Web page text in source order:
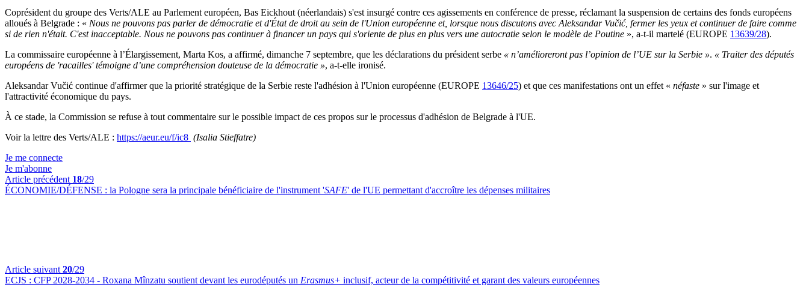
Coprésident du groupe des Verts/ALE au Parlement européen, Bas Eickhout (néerlandais) s'est insurgé contre ces agissements en conférence de presse, réclamant la suspension de certains des fonds européens
alloués à Belgrade : « Nous ne pouvons pas parler de démocratie et d'État de droit au sein de l'Union européenne et, lorsque nous discutons avec Aleksandar Vučić, fermer les yeux et continuer de faire comme
si de rien n'était. C'est inacceptable. Nous ne pouvons pas continuer à financer un pays qui s'oriente de plus en plus vers une autocratie selon le modèle de Poutine », a-t-il martelé (EUROPE 13639/28).
La commissaire européenne à l’Élargissement, Marta Kos, a affirmé, dimanche 7 septembre, que les déclarations du président serbe « n’amélioreront pas l’opinion de l’UE sur la Serbie ». « Traiter des députés
européens de 'racailles' témoigne d’une compréhension douteuse de la démocratie », a-t-elle ironisé.
Aleksandar Vučić continue d'affirmer que la priorité stratégique de la Serbie reste l'adhésion à l'Union européenne (EUROPE 13646/25) et que ces manifestations ont un effet « néfaste » sur l'image et
l'attractivité économique du pays.
À ce stade, la Commission se refuse à tout commentaire sur le possible impact de ces propos sur le processus d'adhésion de Belgrade à l'UE.
Voir la lettre des Verts/ALE : https://aeur.eu/f/ic8 (Isalia Stieffatre)
Je me connecte
Je m'abonne
Article précédent 18/29
ÉCONOMIE/DÉFENSE : la Pologne sera la principale bénéficiaire de l'instrument 'SAFE' de l'UE permettant d'accroître les dépenses militaires
Article suivant 20/29
ECJS : CFP 2028-2034 - Roxana Mînzatu soutient devant les eurodéputés un Erasmus+ inclusif, acteur de la compétitivité et garant des valeurs européennes